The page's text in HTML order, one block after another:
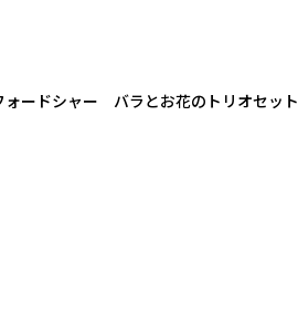
ードシャー バラとお花のトリオセット